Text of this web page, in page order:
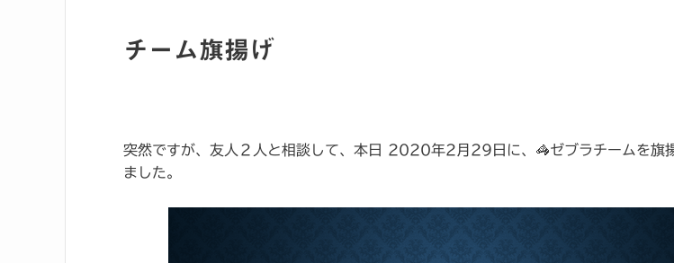
チーム旗揚げ
突然ですが、友人２人と相談して、本日 2020年2月29日に、🦓ゼブラチームを旗
ました。